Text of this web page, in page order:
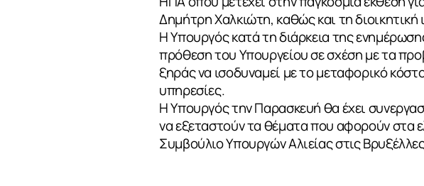
ΣΧΕΤΙΚΑ
ΝΕΑ
Δημήτρη Χαλκιώτη, καθώς και τη
Η Υπουργός κατά τη διάρκεια της
πρόθεση του Υπουργείου σε σχέση με τα
ξηράς να ισοδυναμεί με το μεταφορικό
υπηρεσίες.
Η Υπουργός την Παρασκευή θα έχει
να εξεταστούν τα θέματα που αφορούν στα
Συμβούλιο Υπουργών Αλιείας στις